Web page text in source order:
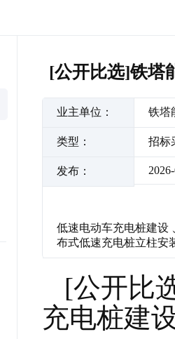
[公开比选]铁塔
业主单位： 铁塔
类型： 招标
发布：
低速电动车充电桩建设
布式低速充电桩立柱安
[公开比
充电桩建